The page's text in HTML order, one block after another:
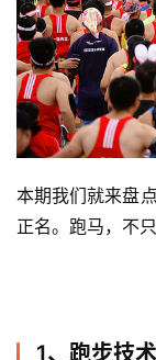
本期我们就来盘
正名。跑马，不
1、跑步技术